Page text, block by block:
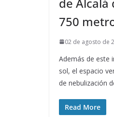
750
02 de agosto de
Además de este
sol, el espacio
de nebulización
Read More